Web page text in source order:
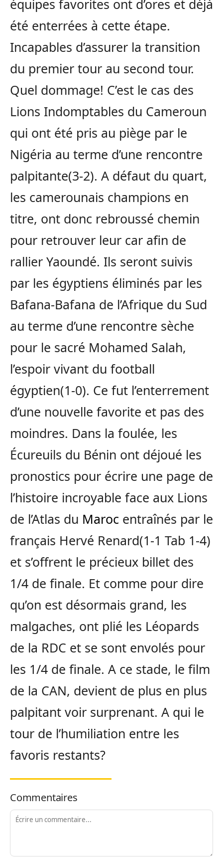
équipes favorites ont d’ores et déjà
été enterrées à cette étape.
Incapables d’assurer la transition
du premier tour au second tour.
Quel dommage! C’est le cas des
Lions Indomptables du Cameroun
qui ont été pris au piège par le
Nigéria au terme d’une rencontre
palpitante(3-2). A défaut du quart,
les camerounais champions en
titre, ont donc rebroussé chemin
pour retrouver leur car afin de
rallier Yaoundé. Ils seront suivis
par les égyptiens éliminés par les
Bafana-Bafana de l’Afrique du Sud
au terme d’une rencontre sèche
pour le sacré Mohamed Salah,
l’espoir vivant du football
égyptien(1-0). Ce fut l’enterrement
d’une nouvelle favorite et pas des
moindres. Dans la foulée, les
Écureuils du Bénin ont déjoué les
pronostics pour écrire une page de
l’histoire incroyable face aux Lions
de l’Atlas du Maroc entraînés par le
français Hervé Renard(1-1 Tab 1-4)
et s’offrent le précieux billet des
1/4 de finale. Et comme pour dire
qu’on est désormais grand, les
malgaches, ont plié les Léopards
de la RDC et se sont envolés pour
les 1/4 de finale. A ce stade, le film
de la CAN, devient de plus en plus
palpitant voir surprenant. A qui le
tour de l’humiliation entre les
favoris restants?
Commentaires